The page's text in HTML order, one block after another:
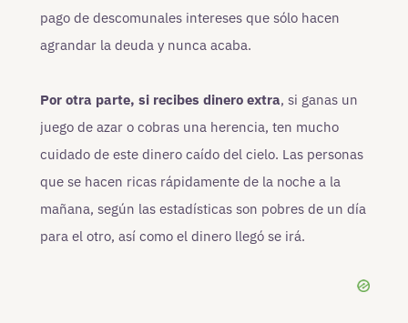
pago de descomunales intereses que sólo hacen
agrandar la deuda y nunca acaba.
Por otra parte, si recibes dinero extra, si ganas un
juego de azar o cobras una herencia, ten mucho
cuidado de este dinero caído del cielo. Las personas
que se hacen ricas rápidamente de la noche a la
mañana, según las estadísticas son pobres de un día
para el otro, así como el dinero llegó se irá.